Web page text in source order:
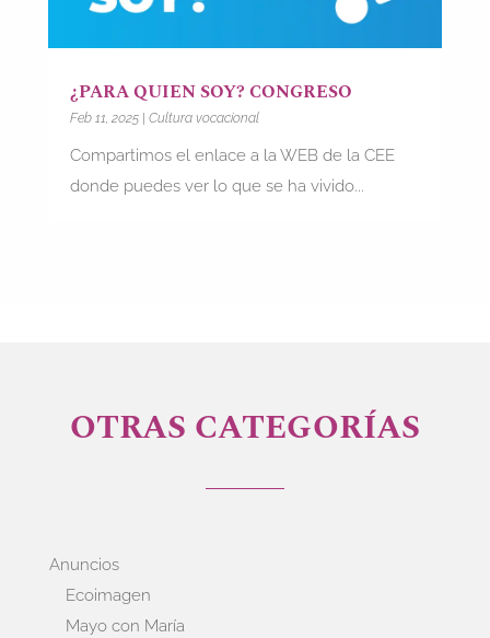
¿PARA QUIEN SOY? CONGRESO
Feb 11, 2025| Cultura vocacional
Compartimos el enlace a la WEB de la CEE
donde puedes ver lo que se ha vivido...
OTRAS CATEGORÍAS
Anuncios
Ecoimagen
Mayo con María